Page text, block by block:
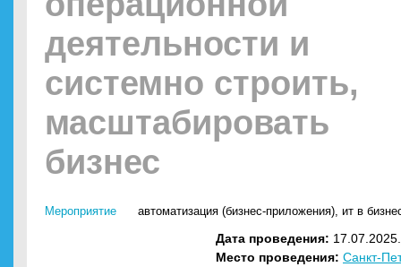
деятельности и
системно строить,
масштабировать
бизнес
Мероприятие автоматизация (бизнес-приложения), ит в
Дата проведения:
Место проведения: Санкт-